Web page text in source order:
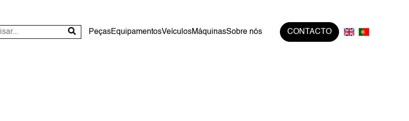
PeçasEquipamentosVeículosMáquinasSobre nós CONTACTO